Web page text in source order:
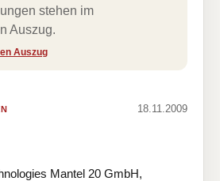
stehen im
Auszug.
Auszug
18.11.2009
Mantel 20 GmbH,